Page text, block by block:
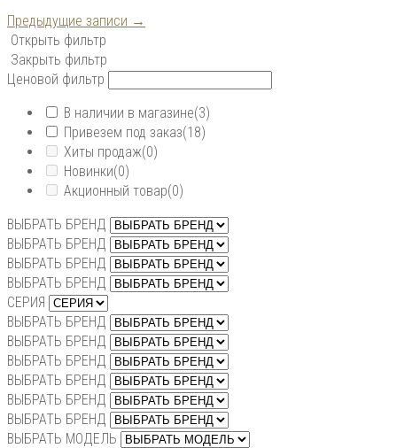
Предыдущие записи →
Открыть фильтр
Закрыть фильтр
Ценовой фильтр
В наличии в магазине(3)
Привезем под заказ(18)
Хиты продаж(0)
Новинки(0)
Акционный товар(0)
ВЫБРАТЬ БРЕНД
ВЫБРАТЬ БРЕНД
ВЫБРАТЬ БРЕНД
ВЫБРАТЬ БРЕНД
СЕРИЯ
ВЫБРАТЬ БРЕНД
ВЫБРАТЬ БРЕНД
ВЫБРАТЬ БРЕНД
ВЫБРАТЬ БРЕНД
ВЫБРАТЬ БРЕНД
ВЫБРАТЬ БРЕНД
ВЫБРАТЬ МОДЕЛЬ